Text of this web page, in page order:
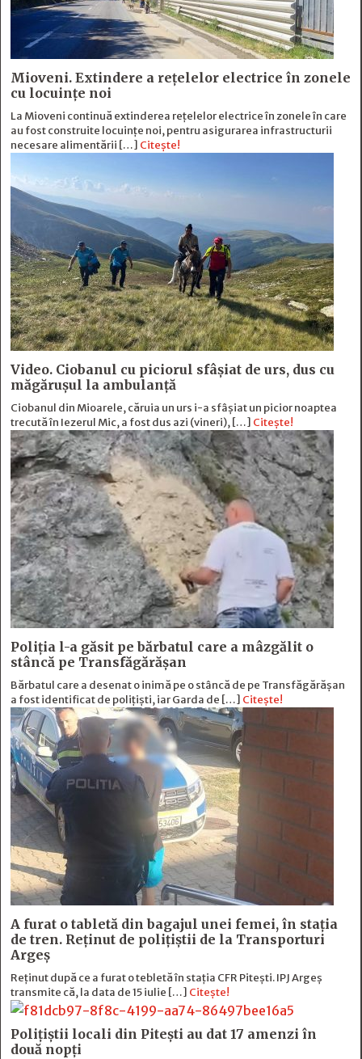
Mioveni. Extindere a rețelelor electrice în zonele
cu locuințe noi
La Mioveni continuă extinderea rețelelor electrice în zonele în care
au fost construite locuințe noi, pentru asigurarea infrastructurii
necesare alimentării […] Citește!
Video. Ciobanul cu piciorul sfâșiat de urs, dus cu
măgărușul la ambulanță
Ciobanul din Mioarele, căruia un urs i-a sfâșiat un picior noaptea
trecută în Iezerul Mic, a fost dus azi (vineri), […] Citește!
Poliția l-a găsit pe bărbatul care a mâzgălit o
stâncă pe Transfăgărășan
Bărbatul care a desenat o inimă pe o stâncă de pe Transfăgărășan
a fost identificat de polițiști, iar Garda de […] Citește!
A furat o tabletă din bagajul unei femei, în stația
de tren. Reținut de polițiștii de la Transporturi
Argeș
Reținut după ce a furat o tebletă în stația CFR Pitești. IPJ Argeș
transmite că, la data de 15 iulie […] Citește!
Polițiștii locali din Pitești au dat 17 amenzi în
două nopți